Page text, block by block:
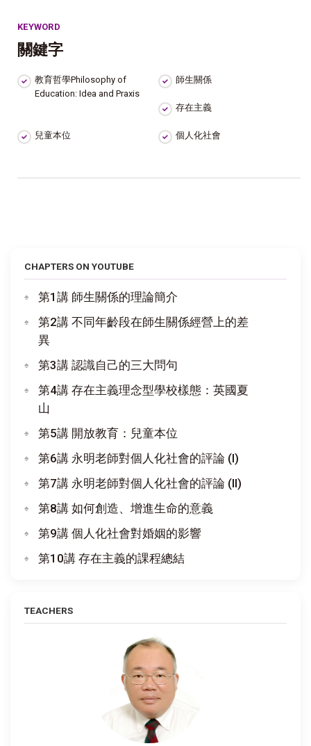
KEYWORD
關鍵字
教育哲學Philosophy of
Education: Idea and Praxis
師生關係
存在主義
兒童本位 個人化社會
CHAPTERS ON YOUTUBE
第1講 師生關係的理論簡介
第2講 不同年齡段在師生關係經營上的差
異
第3講 認識自己的三大問句
第4講 存在主義理念型學校樣態：英國夏
山
第5講 開放教育：兒童本位
第6講 永明老師對個人化社會的評論 (I)
第7講 永明老師對個人化社會的評論 (II)
第8講 如何創造、增進生命的意義
第9講 個人化社會對婚姻的影響
第10講 存在主義的課程總結
TEACHERS